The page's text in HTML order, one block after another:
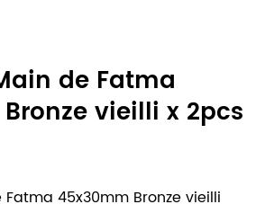
de Fatma
vieilli x 2pcs
45x30mm Bronze vieilli